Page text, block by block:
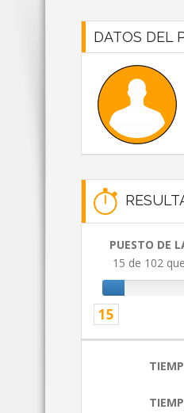
DATOS DEL
PUESTO DE
15 de 102
15